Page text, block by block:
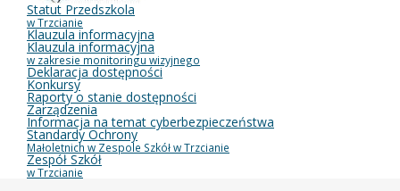
Statut Przedszkola
w Trzcianie
Klauzula informacyjna
Klauzula informacyjna
w zakresie monitoringu wizyjnego
Deklaracja dostępności
Konkursy
Raporty o stanie dostępności
Zarządzenia
Informacja na temat cyberbezpieczeństwa
Standardy Ochrony
Małoletnich w Zespole Szkół w Trzcianie
Zespół Szkół
w Trzcianie